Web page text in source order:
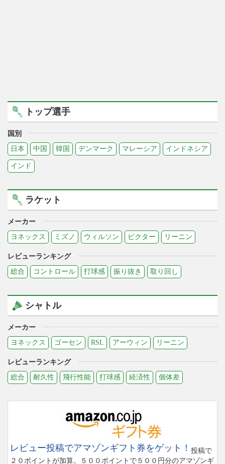
トップ選手
国別
日本
中国 韓国 デンマーク マレーシア インドネシア
インド
ラケット
メーカー
ヨネックス
ミズノ ウィルソン ビクター リーニン
レビューランキング
総合
コントロール 打球感 振り抜き 取り回し
シャトル
メーカー
ヨネックス
ゴーセン RSL アーウィン リーニン
レビューランキング
総合
耐久性 飛行性能 打球感 経済性 個体差
レビュー投稿でアマゾンギフト券をゲット！ 投稿で
２０ポイントが加算。５００ポイントで５００円分のアマゾンギ